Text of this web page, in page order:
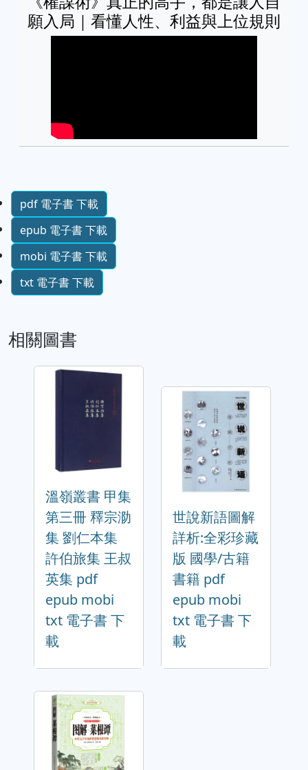
願入局｜看懂人性、利益與上位規則
pdf 電子書 下載
epub 電子書 下載
mobi 電子書 下載
txt 電子書 下載
相關圖書
溫嶺叢書 甲集
第三冊 釋宗泐
集 劉仁本集
許伯旅集 王叔
英集 pdf
epub mobi
txt 電子書 下
載
世說新語圖解
詳析:全彩珍藏
版 國學/古籍
書籍 pdf
epub mobi
txt 電子書 下
載